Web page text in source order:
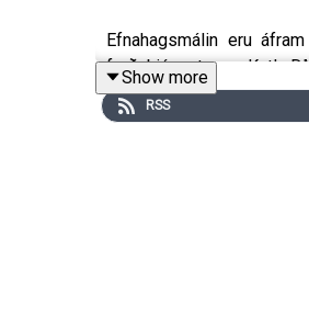
Efnahagsmálin eru
ferðaþjónustunnar Katla
Show more
RSS